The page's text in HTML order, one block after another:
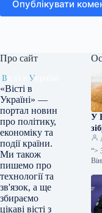
Опублікувати
Про сайт
«Вісті в
Україні» —
портал новин
про політику,
економіку та
події країни.
Ми також
пишемо про
технології та
зв'язок, а ще
збираємо
цікаві вісті з
У
“>